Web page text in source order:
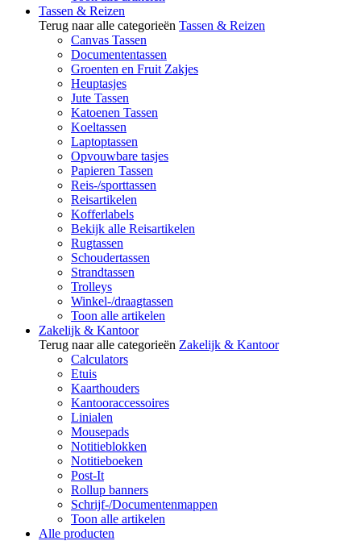
Tassen & Reizen
Terug naar alle categorieën Tassen & Reizen
Canvas Tassen
Documententassen
Groenten en Fruit Zakjes
Heuptasjes
Jute Tassen
Katoenen Tassen
Koeltassen
Laptoptassen
Opvouwbare tasjes
Papieren Tassen
Reis-/sporttassen
Reisartikelen
Kofferlabels
Bekijk alle Reisartikelen
Rugtassen
Schoudertassen
Strandtassen
Trolleys
Winkel-/draagtassen
Toon alle artikelen
Zakelijk & Kantoor
Terug naar alle categorieën Zakelijk & Kantoor
Calculators
Etuis
Kaarthouders
Kantooraccessoires
Linialen
Mousepads
Notitieblokken
Notitieboeken
Post-It
Rollup banners
Schrijf-/Documentenmappen
Toon alle artikelen
Alle producten